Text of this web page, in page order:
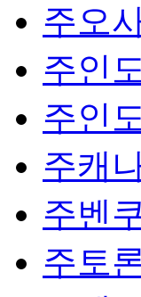
주오
주인
주인
주캐
주벤
주토